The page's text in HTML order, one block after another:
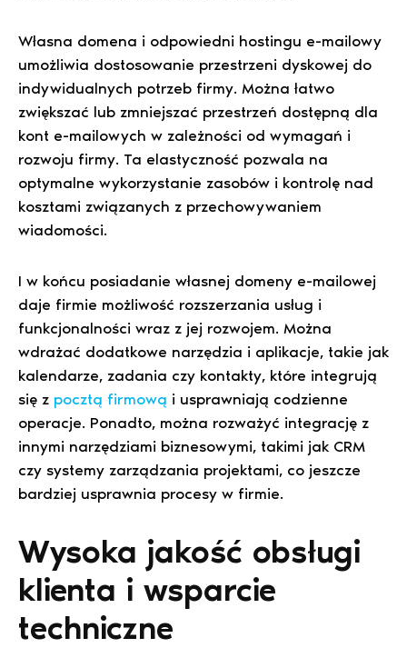
Własna domena i odpowiedni hostingu e-mailowy
umożliwia dostosowanie przestrzeni dyskowej do
indywidualnych potrzeb firmy. Można łatwo
zwiększać lub zmniejszać przestrzeń dostępną dla
kont e-mailowych w zależności od wymagań i
rozwoju firmy. Ta elastyczność pozwala na
optymalne wykorzystanie zasobów i kontrolę nad
kosztami związanych z przechowywaniem
wiadomości.
I w końcu posiadanie własnej domeny e-mailowej
daje firmie możliwość rozszerzania usług i
funkcjonalności wraz z jej rozwojem. Można
wdrażać dodatkowe narzędzia i aplikacje, takie jak
kalendarze, zadania czy kontakty, które integrują
się z pocztą firmową i usprawniają codzienne
operacje. Ponadto, można rozważyć integrację z
innymi narzędziami biznesowymi, takimi jak CRM
czy systemy zarządzania projektami, co jeszcze
bardziej usprawnia procesy w firmie.
Wysoka jakość obsługi
klienta i wsparcie
techniczne